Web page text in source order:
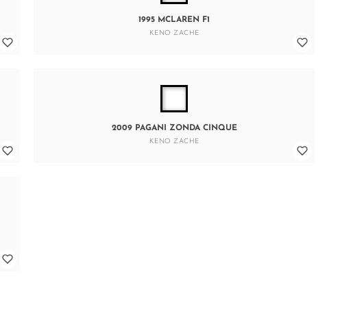
1995 MCLAREN F1
KENO ZACHE
2009 PAGANI ZONDA CINQUE
KENO ZACHE